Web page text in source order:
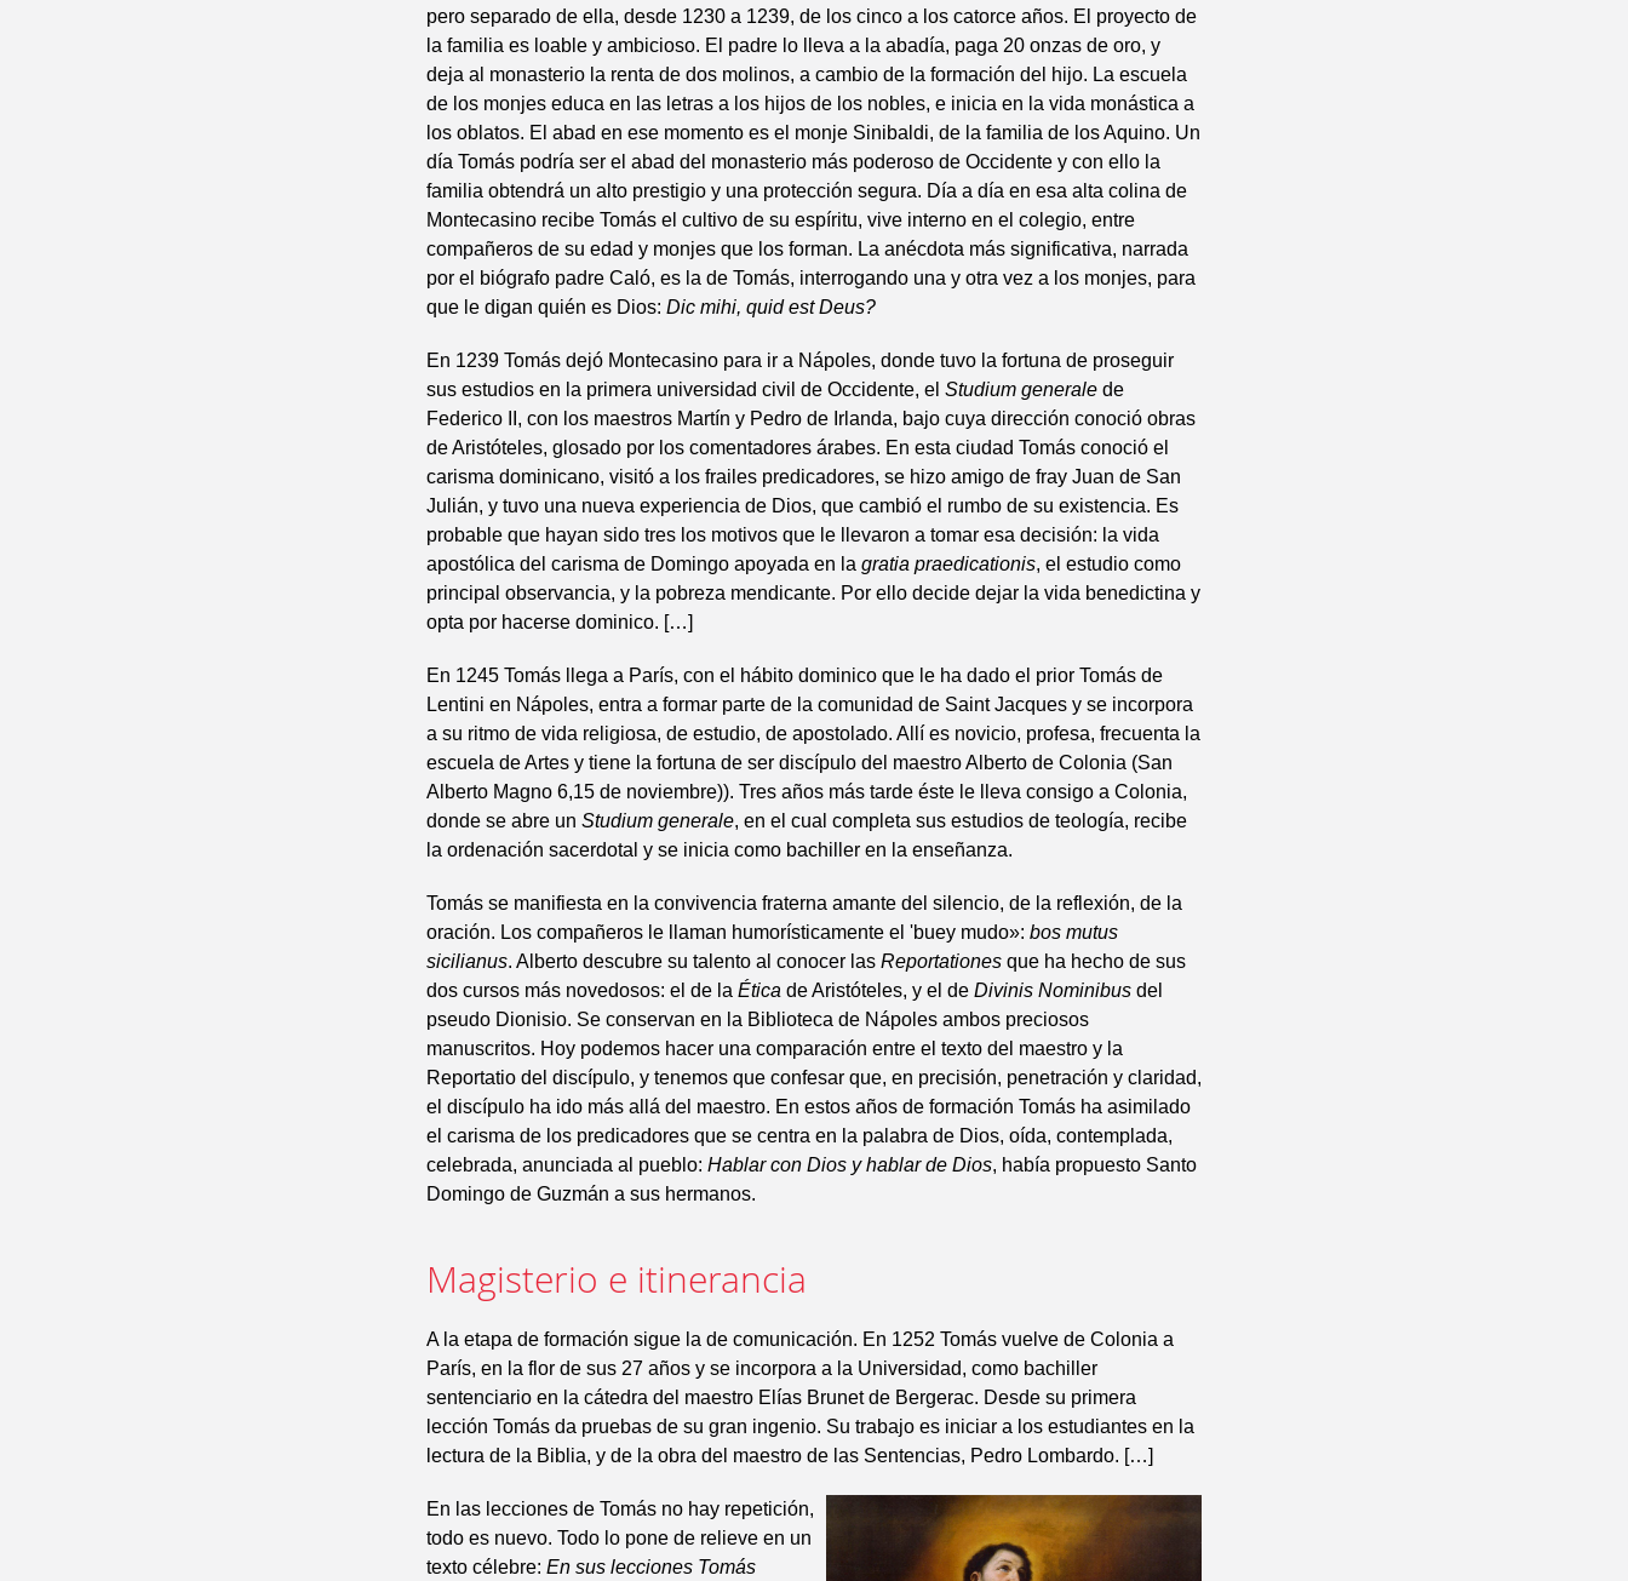
pero separado de ella, desde 1230 a 1239, de los cinco a los catorce años. El proyecto de
la familia es loable y ambicioso. El padre lo lleva a la abadía, paga 20 onzas de oro, y
deja al monasterio la renta de dos molinos, a cambio de la formación del hijo. La escuela
de los monjes educa en las letras a los hijos de los nobles, e inicia en la vida monástica a
los oblatos. El abad en ese momento es el monje Sinibaldi, de la familia de los Aquino. Un
día Tomás podría ser el abad del monasterio más poderoso de Occidente y con ello la
familia obtendrá un alto prestigio y una protección segura. Día a día en esa alta colina de
Montecasino recibe Tomás el cultivo de su espíritu, vive interno en el colegio, entre
compañeros de su edad y monjes que los forman. La anécdota más significativa, narrada
por el biógrafo padre Caló, es la de Tomás, interrogando una y otra vez a los monjes, para
que le digan quién es Dios: Dic mihi, quid est Deus?
En 1239 Tomás dejó Montecasino para ir a Nápoles, donde tuvo la fortuna de proseguir
sus estudios en la primera universidad civil de Occidente, el Studium generale de
Federico II, con los maestros Martín y Pedro de Irlanda, bajo cuya dirección conoció obras
de Aristóteles, glosado por los comentadores árabes. En esta ciudad Tomás conoció el
carisma dominicano, visitó a los frailes predicadores, se hizo amigo de fray Juan de San
Julián, y tuvo una nueva experiencia de Dios, que cambió el rumbo de su existencia. Es
probable que hayan sido tres los motivos que le llevaron a tomar esa decisión: la vida
apostólica del carisma de Domingo apoyada en la gratia praedicationis, el estudio como
principal observancia, y la pobreza mendicante. Por ello decide dejar la vida benedictina y
opta por hacerse dominico. […]
En 1245 Tomás llega a París, con el hábito dominico que le ha dado el prior Tomás de
Lentini en Nápoles, entra a formar parte de la comunidad de Saint Jacques y se incorpora
a su ritmo de vida religiosa, de estudio, de apostolado. Allí es novicio, profesa, frecuenta la
escuela de Artes y tiene la fortuna de ser discípulo del maestro Alberto de Colonia (San
Alberto Magno 6,15 de noviembre)). Tres años más tarde éste le lleva consigo a Colonia,
donde se abre un Studium generale, en el cual completa sus estudios de teología, recibe
la ordenación sacerdotal y se inicia como bachiller en la enseñanza.
Tomás se manifiesta en la convivencia fraterna amante del silencio, de la reflexión, de la
oración. Los compañeros le llaman humorísticamente el 'buey mudo»: bos mutus
sicilianus. Alberto descubre su talento al conocer las Reportationes que ha hecho de sus
dos cursos más novedosos: el de la Ética de Aristóteles, y el de Divinis Nominibus del
pseudo Dionisio. Se conservan en la Biblioteca de Nápoles ambos preciosos
manuscritos. Hoy podemos hacer una comparación entre el texto del maestro y la
Reportatio del discípulo, y tenemos que confesar que, en precisión, penetración y claridad,
el discípulo ha ido más allá del maestro. En estos años de formación Tomás ha asimilado
el carisma de los predicadores que se centra en la palabra de Dios, oída, contemplada,
celebrada, anunciada al pueblo: Hablar con Dios y hablar de Dios, había propuesto Santo
Domingo de Guzmán a sus hermanos.
Magisterio e itinerancia
A la etapa de formación sigue la de comunicación. En 1252 Tomás vuelve de Colonia a
París, en la flor de sus 27 años y se incorpora a la Universidad, como bachiller
sentenciario en la cátedra del maestro Elías Brunet de Bergerac. Desde su primera
lección Tomás da pruebas de su gran ingenio. Su trabajo es iniciar a los estudiantes en la
lectura de la Biblia, y de la obra del maestro de las Sentencias, Pedro Lombardo. […]
En las lecciones de Tomás no hay repetición,
todo es nuevo. Todo lo pone de relieve en un
texto célebre: En sus lecciones Tomás